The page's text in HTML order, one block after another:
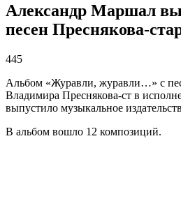
Александр Маршал
песен Преснякова-
445
Альбом «Журавли, журавли…» с
Владимира Преснякова-ст в
выпустило музыкальное
В альбом вошло 12 композиций.